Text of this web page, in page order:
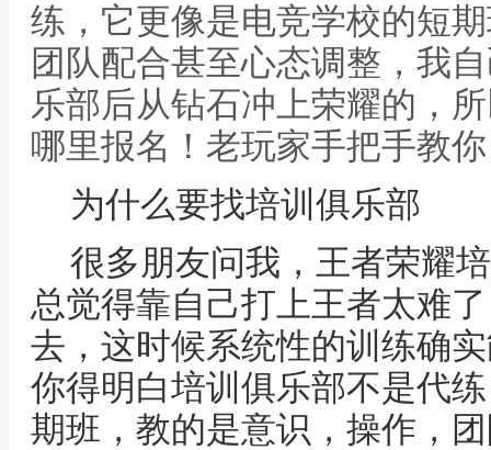
练，它更像是电竞学校的短
团队配合甚至心态调整，我
乐部后从钻石冲上荣耀的，
哪里报名！老玩家手把手教你
为什么要找培训俱乐部
很多朋友问我，王者荣耀
总觉得靠自己打上王者太难
去，这时候系统性的训练确
你得明白培训俱乐部不是代
期班，教的是意识，操作，